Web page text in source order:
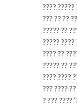
???? ?????
??? ?? ??
????? ??
????? ????
???? ??
????? ??
???? ????
??? ????
? ??? ????